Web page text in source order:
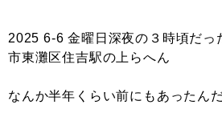
2025 6-6 金曜日深夜の３時頃だっ
市東灘区住吉駅の上らへん
なんか半年くらい前にもあったん